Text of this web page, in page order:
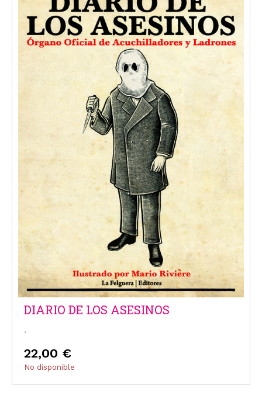
DIARIO DE LOS ASESINOS
,
22,00 €
No disponible